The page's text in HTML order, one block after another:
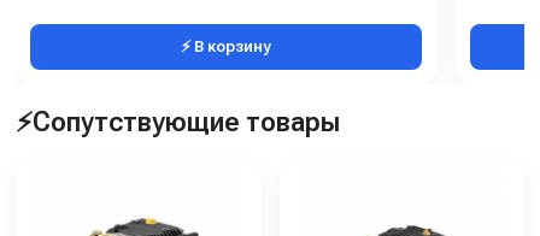
⚡ В корзину
⚡Сопутствующие товары